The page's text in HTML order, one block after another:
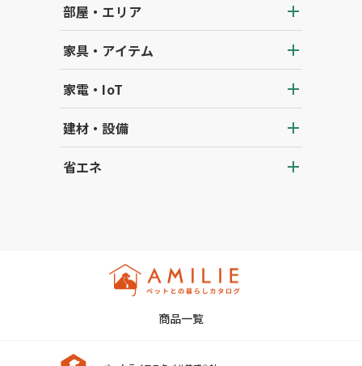
部屋・エリア
家具・アイテム
家電・IoT
建材・設備
省エネ
商品一覧